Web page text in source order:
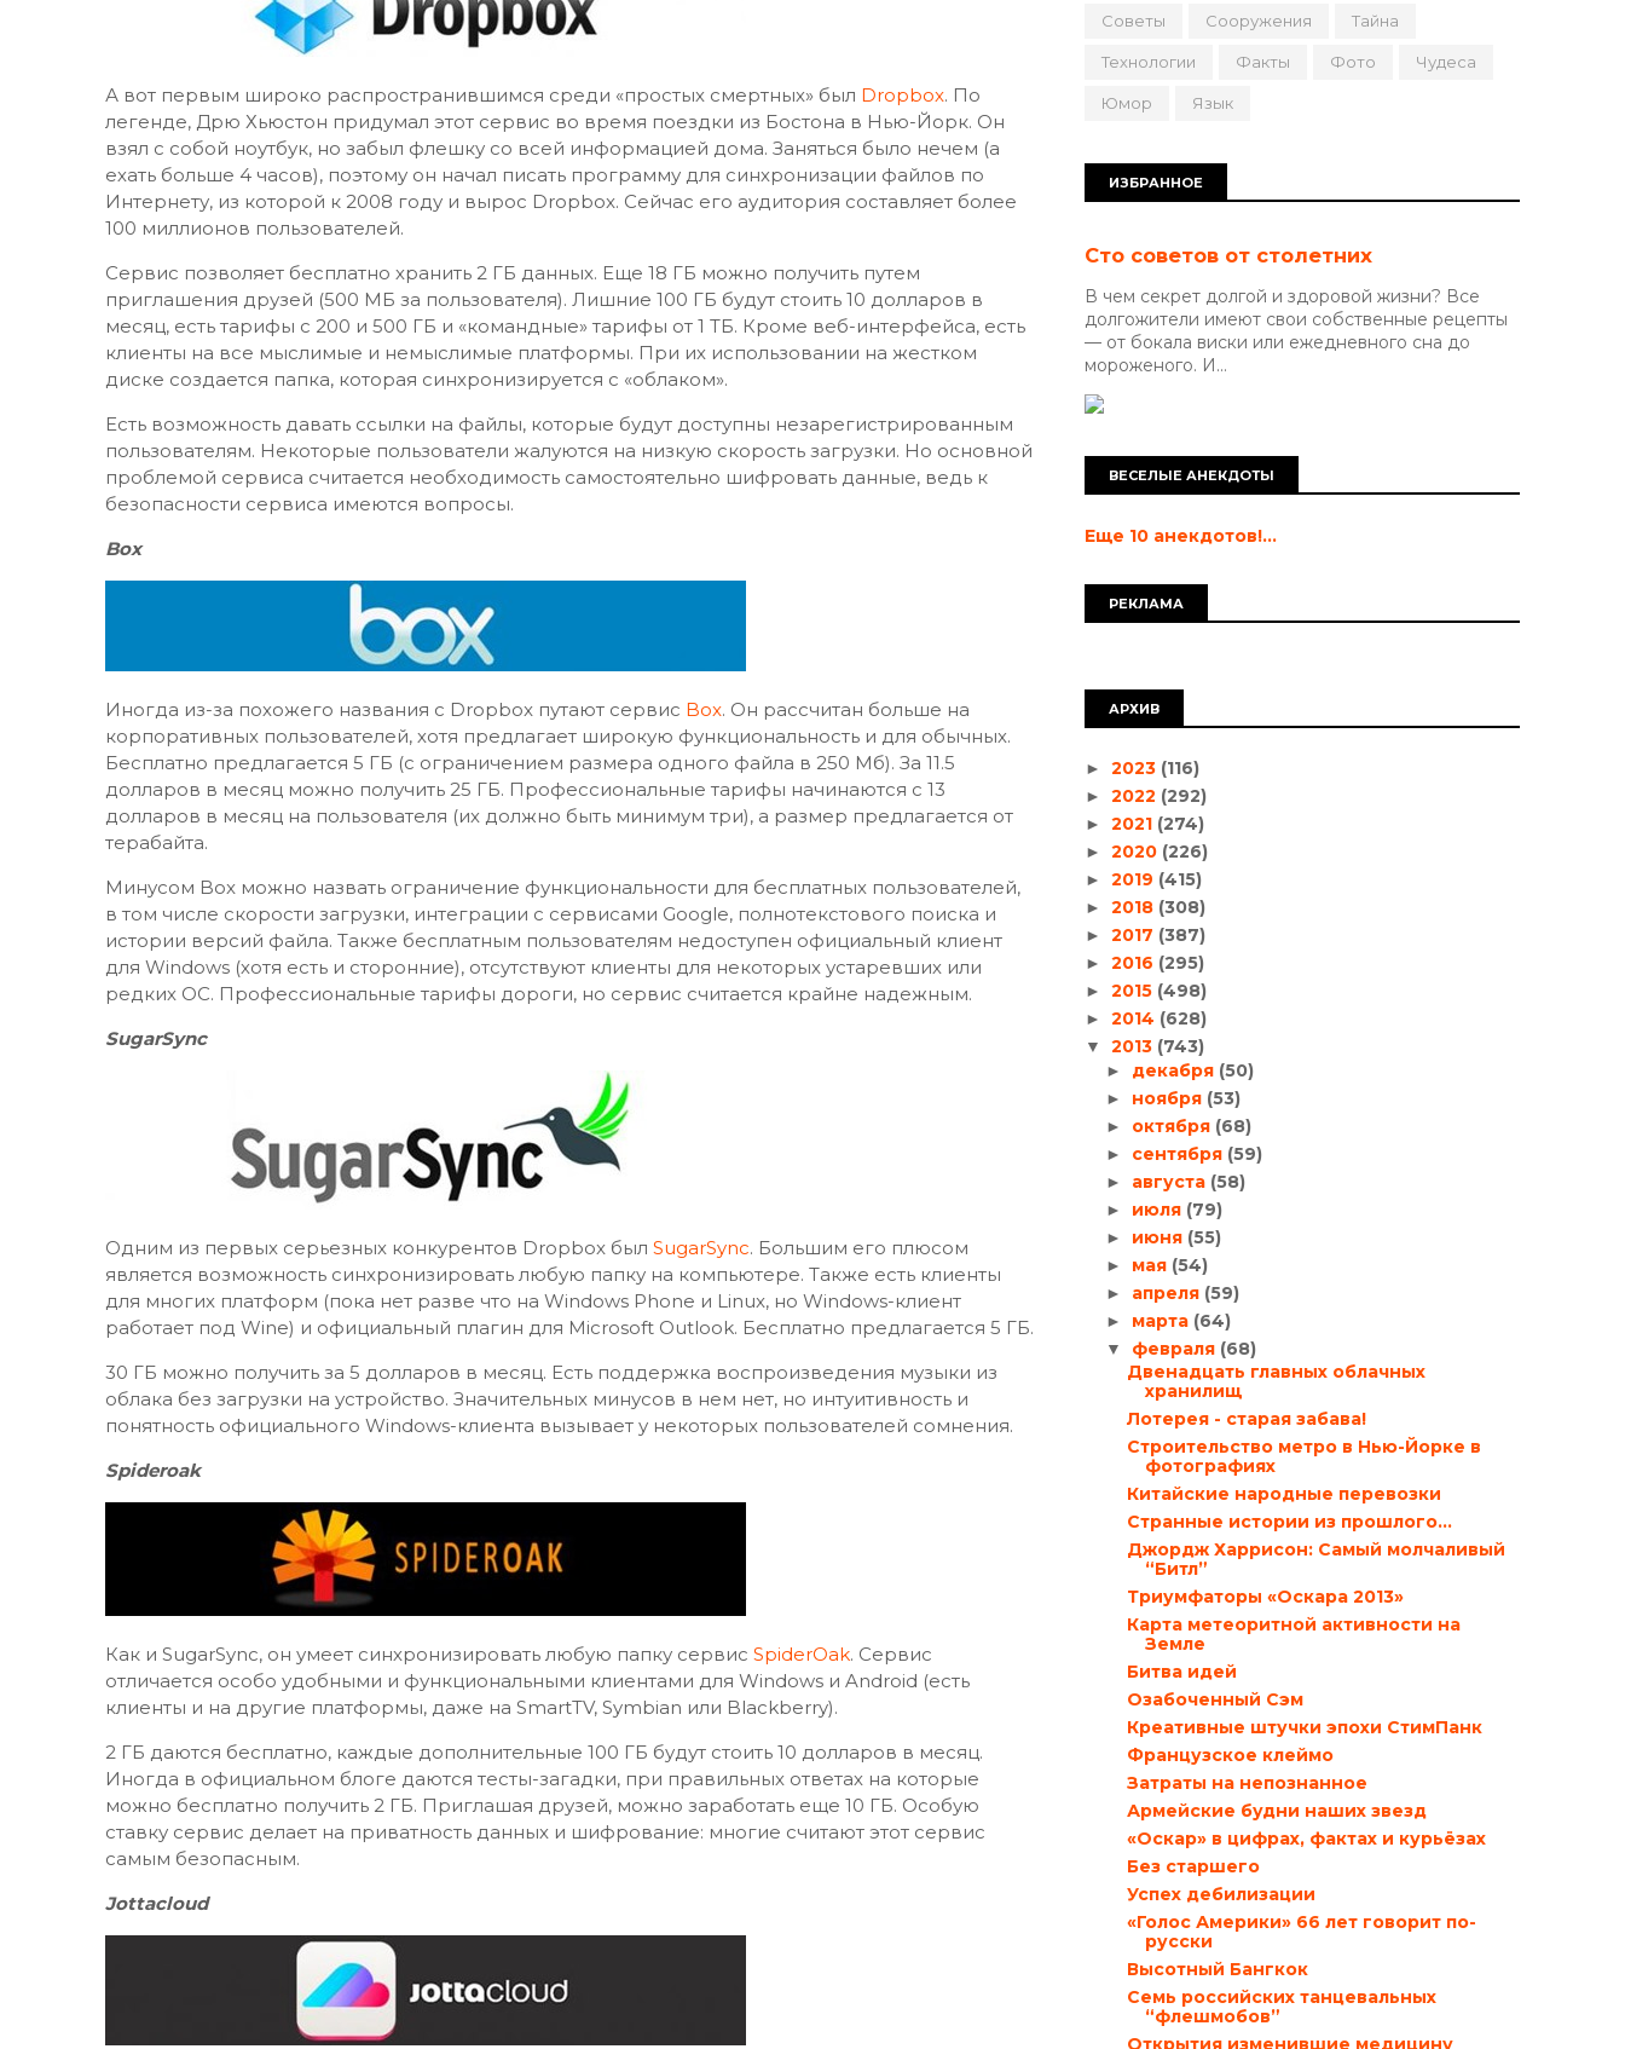
А вот первым широко распространившимся среди «простых смертных» был Dropbox. По
легенде, Дрю Хьюстон придумал этот сервис во время поездки из Бостона в Нью-Йорк. Он
взял с собой ноутбук, но забыл флешку со всей информацией дома. Заняться было нечем (а
ехать больше 4 часов), поэтому он начал писать программу для синхронизации файлов по
Интернету, из которой к 2008 году и вырос Dropbox. Сейчас его аудитория составляет более
100 миллионов пользователей.
Сервис позволяет бесплатно хранить 2 ГБ данных. Еще 18 ГБ можно получить путем
приглашения друзей (500 МБ за пользователя). Лишние 100 ГБ будут стоить 10 долларов в
месяц, есть тарифы с 200 и 500 ГБ и «командные» тарифы от 1 ТБ. Кроме веб-интерфейса, есть
клиенты на все мыслимые и немыслимые платформы. При их использовании на жестком
диске создается папка, которая синхронизируется с «облаком».
Есть возможность давать ссылки на файлы, которые будут доступны незарегистрированным
пользователям. Некоторые пользователи жалуются на низкую скорость загрузки. Но основной
проблемой сервиса считается необходимость самостоятельно шифровать данные, ведь к
безопасности сервиса имеются вопросы.
Box
Иногда из-за похожего названия с Dropbox путают сервис Box. Он рассчитан больше на
корпоративных пользователей, хотя предлагает широкую функциональность и для обычных.
Бесплатно предлагается 5 ГБ (с ограничением размера одного файла в 250 Мб). За 11.5
долларов в месяц можно получить 25 ГБ. Профессиональные тарифы начинаются с 13
долларов в месяц на пользователя (их должно быть минимум три), а размер предлагается от
терабайта.
Минусом Box можно назвать ограничение функциональности для бесплатных пользователей,
в том числе скорости загрузки, интеграции с сервисами Google, полнотекстового поиска и
истории версий файла. Также бесплатным пользователям недоступен официальный клиент
для Windows (хотя есть и сторонние), отсутствуют клиенты для некоторых устаревших или
редких ОС. Профессиональные тарифы дороги, но сервис считается крайне надежным.
SugarSync
Одним из первых серьезных конкурентов Dropbox был SugarSync. Большим его плюсом
является возможность синхронизировать любую папку на компьютере. Также есть клиенты
для многих платформ (пока нет разве что на Windows Phone и Linux, но Windows-клиент
работает под Wine) и официальный плагин для Microsoft Outlook. Бесплатно предлагается 5 ГБ.
30 ГБ можно получить за 5 долларов в месяц. Есть поддержка воспроизведения музыки из
облака без загрузки на устройство. Значительных минусов в нем нет, но интуитивность и
понятность официального Windows-клиента вызывает у некоторых пользователей сомнения.
Spideroak
Как и SugarSync, он умеет синхронизировать любую папку сервис SpiderOak. Сервис
отличается особо удобными и функциональными клиентами для Windows и Android (есть
клиенты и на другие платформы, даже на SmartTV, Symbian или Blackberry).
2 ГБ даются бесплатно, каждые дополнительные 100 ГБ будут стоить 10 долларов в месяц.
Иногда в официальном блоге даются тесты-загадки, при правильных ответах на которые
можно бесплатно получить 2 ГБ. Приглашая друзей, можно заработать еще 10 ГБ. Особую
ставку сервис делает на приватность данных и шифрование: многие считают этот сервис
самым безопасным.
Jottacloud
Советы Сооружения Тайна
Технологии Факты Фото Чудеса
Юмор Язык
ИЗБРАННОЕ
Сто советов от столетних
В чем секрет долгой и здоровой жизни? Все
долгожители имеют свои собственные рецепты
— от бокала виски или ежедневного сна до
мороженого. И...
ВЕСЕЛЫЕ АНЕКДОТЫ
Еще 10 анекдотов!...
РЕКЛАМА
АРХИВ
► 2023 (116)
► 2022 (292)
► 2021 (274)
► 2020 (226)
► 2019 (415)
► 2018 (308)
► 2017 (387)
► 2016 (295)
► 2015 (498)
► 2014 (628)
▼ 2013 (743)
► декабря (50)
► ноября (53)
► октября (68)
► сентября (59)
► августа (58)
► июля (79)
► июня (55)
► мая (54)
► апреля (59)
► марта (64)
▼ февраля (68)
Двенадцать главных облачных
хранилищ
Лотерея - старая забава!
Строительство метро в Нью-Йорке в
фотографиях
Китайские народные перевозки
Странные истории из прошлого…
Джордж Харрисон: Самый молчаливый
“Битл”
Триумфаторы «Оскара 2013»
Карта метеоритной активности на
Земле
Битва идей
Озабоченный Сэм
Креативные штучки эпохи СтимПанк
Французское клеймо
Затраты на непознанное
Армейские будни наших звезд
«Оскар» в цифрах, фактах и курьёзах
Без старшего
Успех дебилизации
«Голос Америки» 66 лет говорит по-
русски
Высотный Бангкок
Семь российских танцевальных
“флешмобов”
Открытия изменившие медицину